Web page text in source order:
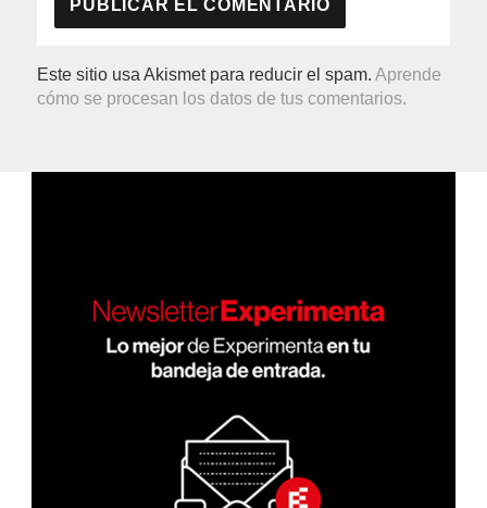
Este sitio usa Akismet para reducir el spam.Aprende
cómo se procesan los datos de tus comentarios.